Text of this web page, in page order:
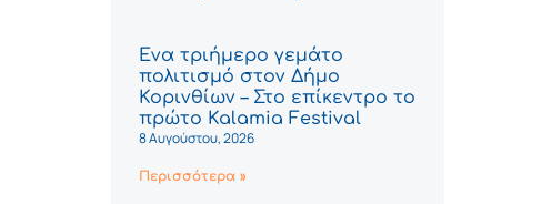
Ένα τριήμερο γεμάτο
πολιτισμό στον Δήμο
Κορινθίων – Στο επίκεντρο το
πρώτο Kalamia Festival
8 Αυγούστου, 2026
Περισσότερα »